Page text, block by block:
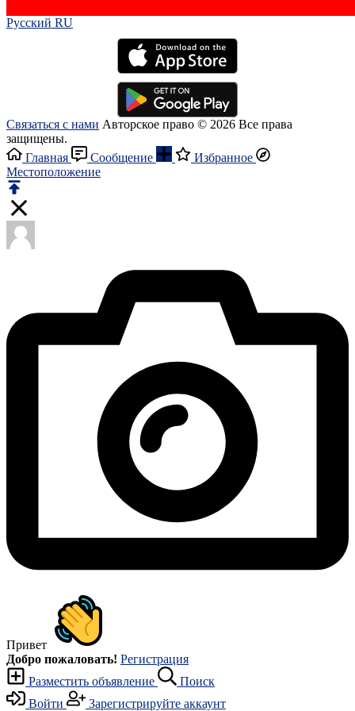
Русский RU‎
Связаться с нами Авторское право © 2026 Все права
защищены.
Главная
Сообщение
Избранное
Местоположение
Привет
Добро пожаловать! Регистрация
Разместить объявление
Поиск
Войти
Зарегистрируйте аккаунт